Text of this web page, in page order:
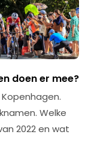
doen er mee?
Welke
2022 en wat